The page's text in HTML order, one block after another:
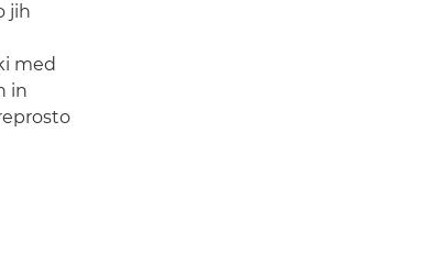
jih
med
in